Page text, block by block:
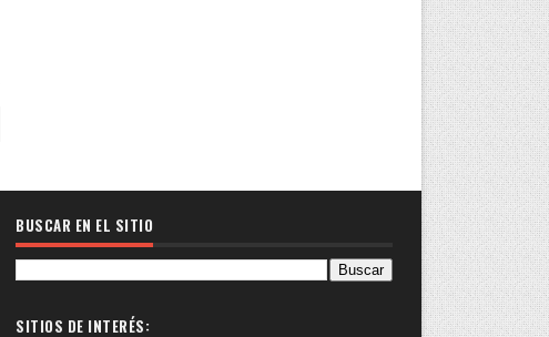
BUSCAR EN EL SITIO
SITIOS DE INTERÉS: